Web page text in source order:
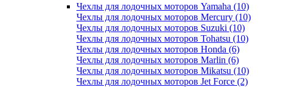
Чехлы для лодочных моторов Yamaha (10)
Чехлы для лодочных моторов Mercury (10)
Чехлы для лодочных моторов Suzuki (10)
Чехлы для лодочных моторов Tohatsu (10)
Чехлы для лодочных моторов Honda (6)
Чехлы для лодочных моторов Marlin (6)
Чехлы для лодочных моторов Mikatsu (10)
Чехлы для лодочных моторов Jet Force (2)